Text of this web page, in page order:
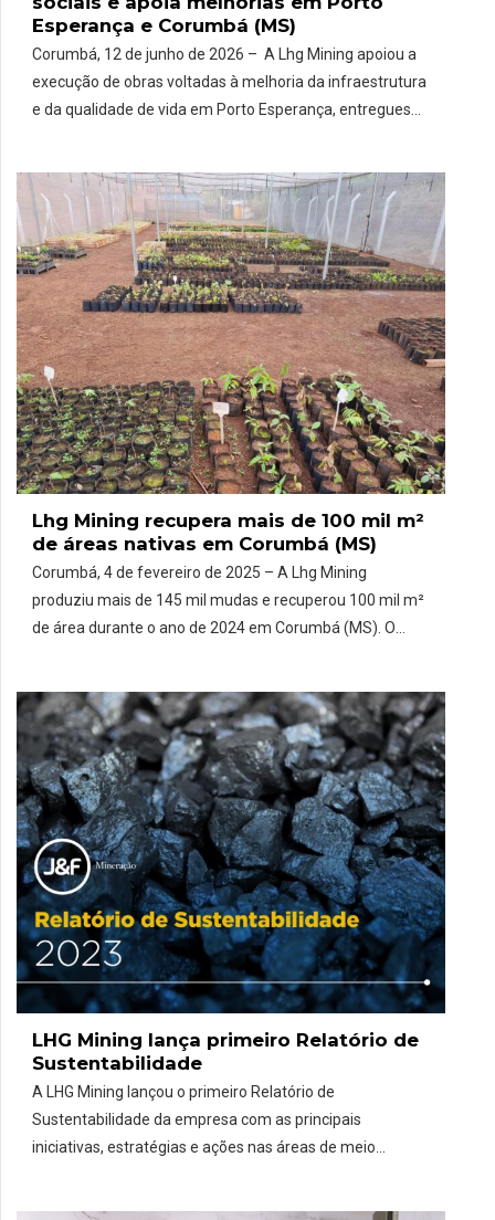
Esperança e Corumbá (MS)
Corumbá, 12 de junho de 2026 – A Lhg Mining apoiou a
execução de obras voltadas à melhoria da infraestrutura
e da qualidade de vida em Porto Esperança, entregues
iniciativas incluíram a implantação de um playground,
uma academia ao ar […]
Lhg Mining recupera mais de 100 mil m²
de áreas nativas em Corumbá (MS)
Corumbá, 4 de fevereiro de 2025 – A Lhg Mining
produziu mais de 145 mil mudas e recuperou 100 mil m²
de área durante o ano de 2024 em Corumbá (MS). O
nativas, contribuindo para a renovação do ecossistema
local. O diretor […]
LHG Mining lança primeiro Relatório de
Sustentabilidade
A LHG Mining lançou o primeiro Relatório de
Sustentabilidade da empresa com as principais
iniciativas, estratégias e ações nas áreas de meio